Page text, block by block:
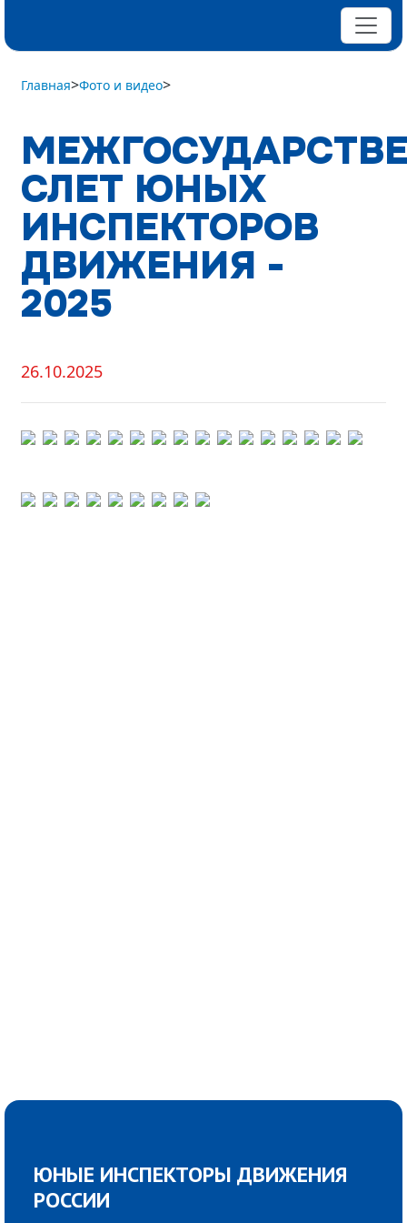
Главная>Фото и видео>
СЛЕТ ЮНЫХ
ИНСПЕКТОРОВ
ДВИЖЕНИЯ -
2025
26.10.2025
ЮНЫЕ ИНСПЕКТОРЫ ДВИЖЕНИЯ
РОССИИ